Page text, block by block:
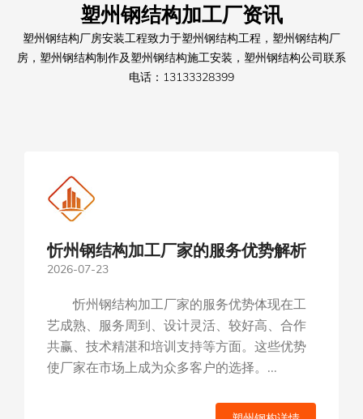
塑州钢结构加工厂资讯
塑州钢结构厂房安装工程致力于塑州钢结构工程，塑州钢结构厂
房，塑州钢结构制作及塑州钢结构施工安装，塑州钢结构公司联系
电话：13133328399
忻州钢结构加工厂家的服务优势解析
2026-07-23
忻州钢结构加工厂家的服务优势体现在工
艺成熟、服务周到、设计灵活、较好高、合作
共赢、技术精湛和培训支持等方面。这些优势
使厂家在市场上成为众多客户的选择。...
塑州钢结构安装公司有哪些钢结构产
品
2026-07-13
塑州钢结构安装公司提供的钢结构产品类
型丰富，满足不同客户的需求。在选择产品
时，客户可根据自身需求、预算等因素进行综
合考虑。...